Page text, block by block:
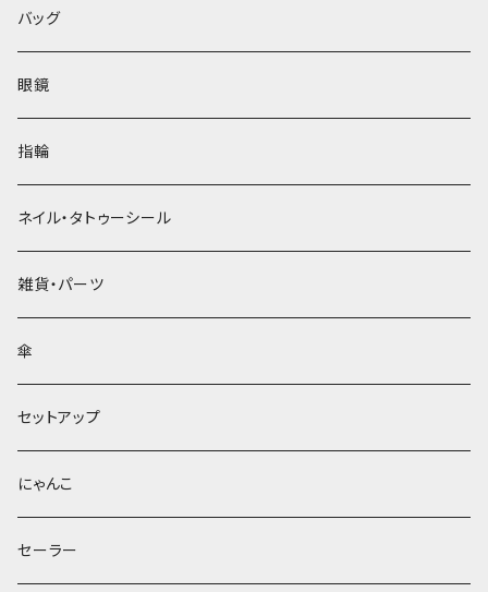
バッグ
眼鏡
指輪
ネイル・タトゥーシール
雑貨・パーツ
傘
セットアップ
にゃんこ
セーラー